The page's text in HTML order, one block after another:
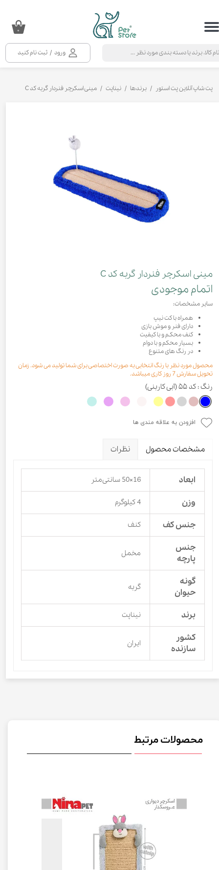
ورود / ثبت نام کنید
حساب کاربری من
خروج از حساب کاربری
۰
پت شاپ آنلاین پت استور برندها نیناپت مینی اسکرچر فنردار گربه کد C
مینی اسکرچر فنردار گربه کد C
اتمام موجودی
سایر مشخصات:
همراه با کت نیپ
دارای فنر و موش بازی
کنف محکـم و با کیفیت
بسیار محکم و با دوام
در رنگ های متنوع
محصول مورد نظر با رنگ انتخابی به صورت اختصاصی برای شما تولید می شود. زمان
تحویل سفارش 7 روز کاری میباشد.
رنگ : کد ۵۵ (آبی کاربنی)
افزودن به علاقه مندی ها
مشخصات محصول نظرات
ابعاد 16×50 سانتی‌متر
وزن 4 کیلوگرم
جنس کف کنف
جنس
پارچه
مخمل
گونه
حیوان
گربه
برند نیناپت
کشور
سازنده
ایران
محصولات مرتبط